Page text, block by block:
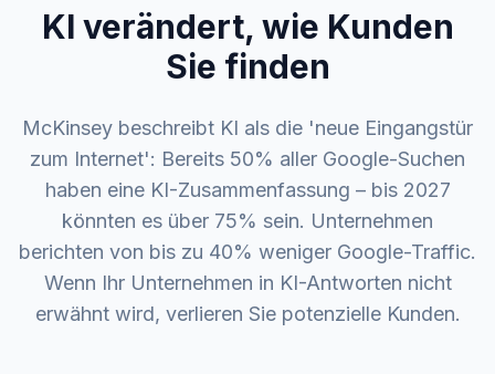
KI verändert, wie Kunden
Sie finden
McKinsey beschreibt KI als die 'neue Eingangstür
zum Internet': Bereits 50% aller Google-Suchen
haben eine KI-Zusammenfassung – bis 2027
könnten es über 75% sein. Unternehmen
berichten von bis zu 40% weniger Google-Traffic.
Wenn Ihr Unternehmen in KI-Antworten nicht
erwähnt wird, verlieren Sie potenzielle Kunden.